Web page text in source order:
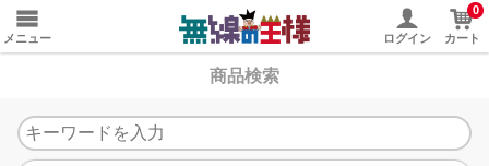
メニュー ログイン
0
カート
商品検索